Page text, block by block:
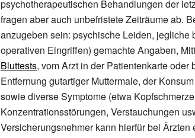
psychotherapeutischen Behandlungen der
fragen aber auch unbefristete Zeiträume ab.
anzugeben sein: psychische Leiden, jegliche
operativen Eingriffen) gemachte Angaben,
Bluttests, vom Arzt in der Patientenkarte oder
Entfernung gutartiger Muttermale, der
sowie diverse Symptome (etwa
Konzentrationsstörungen, Verstauchungen
Versicherungsnehmer kann hierfür bei